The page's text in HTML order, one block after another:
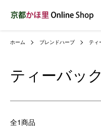
ホーム ブレンドハーブ ティ
ティーバッ
全1商品